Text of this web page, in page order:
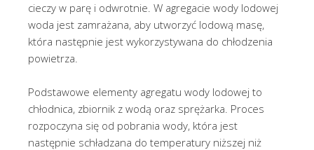
cieczy w parę i odwrotnie. W agregacie wody lodowej
woda jest zamrażana, aby utworzyć lodową masę,
która następnie jest wykorzystywana do chłodzenia
powietrza.
Podstawowe elementy agregatu wody lodowej to
chłodnica, zbiornik z wodą oraz sprężarka. Proces
rozpoczyna się od pobrania wody, która jest
następnie schładzana do temperatury niższej niż